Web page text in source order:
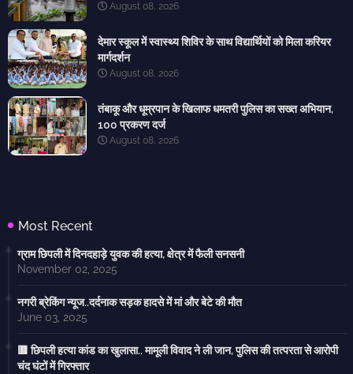
August 08, 2026
देमार स्कूल में स्वास्थ्य शिविर के साथ विद्यार्थियों को मिला करियर
मार्गदर्शन
August 08, 2026
तंबाकू और धूम्रपान के खिलाफ धमतरी पुलिस का सख्त अभियान,
100 प्रकरण दर्ज
August 08, 2026
Most Recent
ग्राम छिपली में दिनदहाड़े युवक की हत्या, क्षेत्र में फैली सनसनी
November 02, 2025
नगरी ब्रेकिंग न्यूज..दर्दनाक सड़क हादसे में मां और बेटे की मौत
June 03, 2025
🟥 छिपली हत्या कांड का खुलासा.. मामूली विवाद ने ली जान, पुलिस की तत्परता से आरोपी
चंद घंटों में गिरफ्तार